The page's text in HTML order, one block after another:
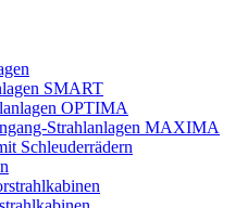
SMART
OPTIMA
Strahlanlagen MAXIMA
Schleuderrädern